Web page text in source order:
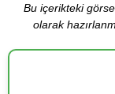
Bu içerikteki
olarak